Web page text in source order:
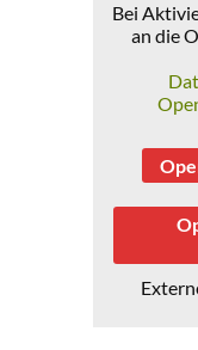
Bei
an die